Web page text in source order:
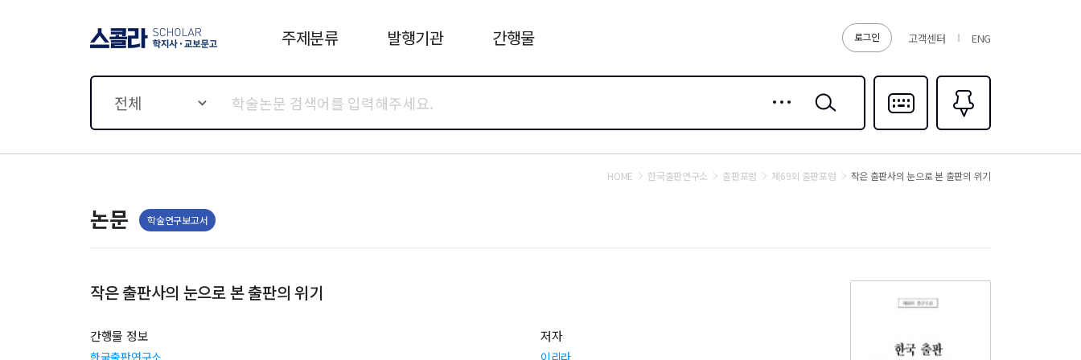
로그인 고객센터 ENG
주제분류 발행기관 간행물
전체
검색
다국어입력
즐겨찾기0
HOME 한국출판연구소 출판포럼 제69회 출판포럼 작은 출판사의 눈으로 본 출판의 위기
논문 학술연구보고서
작은 출판사의 눈으로 본 출판의 위기
간행물 정보 저자